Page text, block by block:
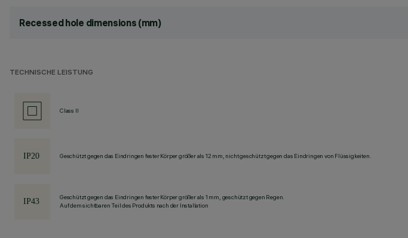
Recessed hole dimensions (mm)
TECHNISCHE LEISTUNG
Class II
Geschützt gegen das Eindringen fester Körper größer als 12 mm, nicht geschützt gegen das Eindringen von Flüssigkeiten.
Geschützt gegen das Eindringen fester Körper größer als 1 mm, geschützt gegen Regen.
Auf dem sichtbaren Teil des Produkts nach der Installation